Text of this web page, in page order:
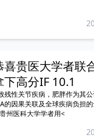
贵医大学者联
高分IF 10.1
残性关节疾病，肥胖作为其
的因果关联及全球疾病负担
州医科大学学者用<